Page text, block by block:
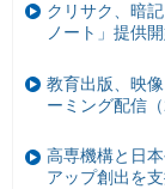
クリサク、暗
ノート」提供
教育出版、映
ーミング配信
高専機構と日
アップ創出を